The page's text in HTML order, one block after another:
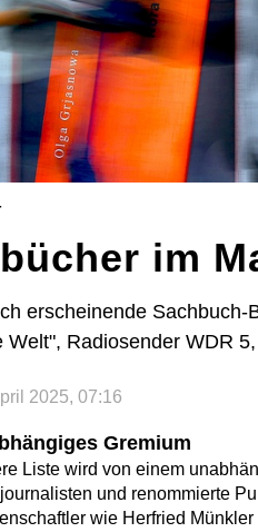
im
erscheinende
Welt", Radiosender WDR
2025, 07:16
Gremium
Liste wird von einem
und renommierte
wie Herfried